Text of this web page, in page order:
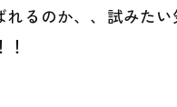
るのか、、試みた